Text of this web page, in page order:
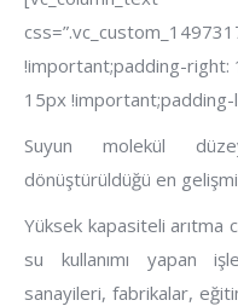
!important;padding-
15px
Suyun molekül
dönüştürüldüğü en
Yüksek kapasiteli arıtma
su kullanımı yapan
sanayileri, fabrikalar,